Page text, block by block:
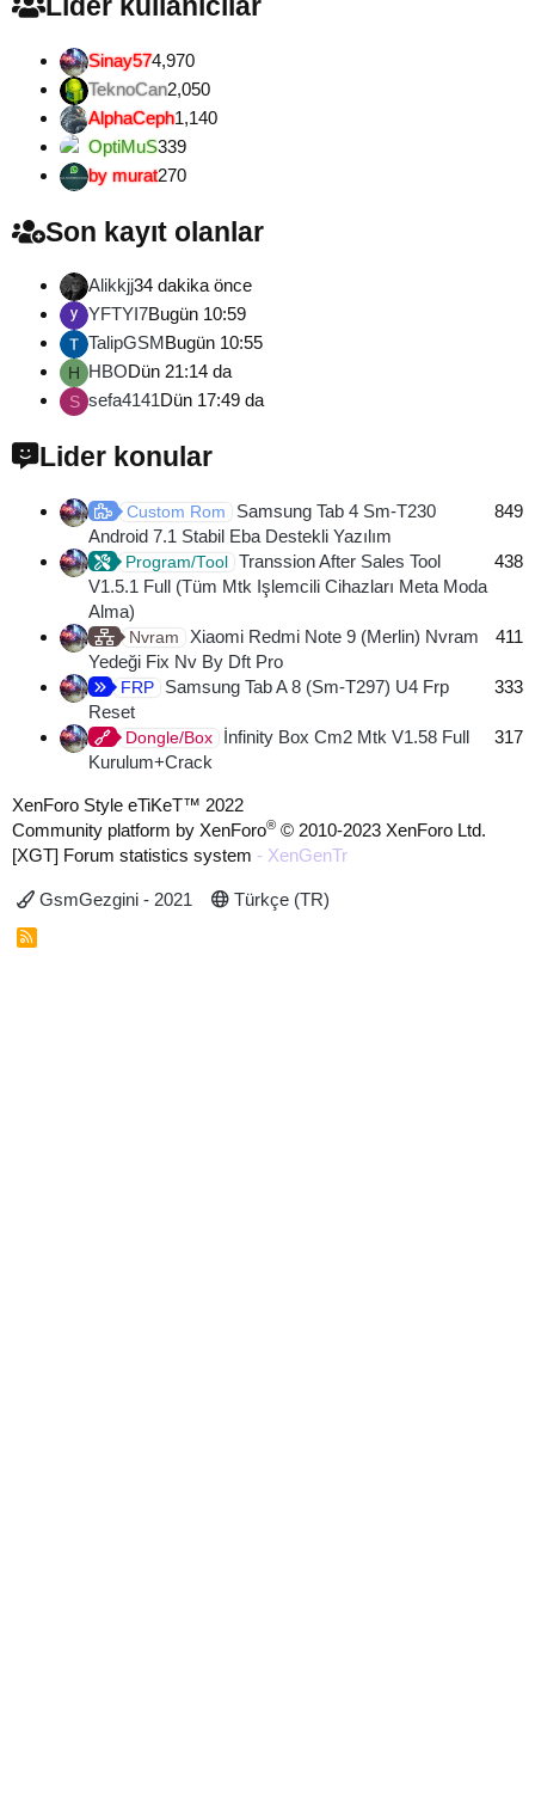
Lider kullanıcılar
Sinay574,970
TeknoCan2,050
AlphaCeph1,140
OptiMuS339
by murat270
Son kayıt olanlar
Alikkjj34 dakika önce
YFTYI7Bugün 10:59
TalipGSMBugün 10:55
H HBODün 21:14 da
S sefa4141Dün 17:49 da
Lider konular
Custom Rom
Samsung Tab 4 Sm-T230
Android 7.1 Stabil Eba Destekli Yazılım
849
Program/Tool Transsion After Sales Tool
V1.5.1 Full (Tüm Mtk Işlemcili Cihazları Meta Moda
Alma)
438
Nvram
Xiaomi Redmi Note 9 (Merlin) Nvram
Yedeği Fix Nv By Dft Pro
411
FRP
Samsung Tab A 8 (Sm-T297) U4 Frp
Reset
333
Dongle/Box
İnfinity Box Cm2 Mtk V1.58 Full
Kurulum+Crack
317
XenForo Style eTiKeT™ 2022
Community platform by XenForo® © 2010-2023 XenForo Ltd.
[XGT] Forum statistics system - XenGenTr
GsmGezgini - 2021 Türkçe (TR)
R